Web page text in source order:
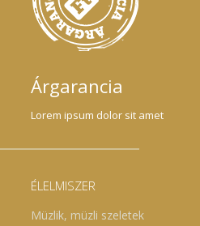
Árgarancia
Lorem ipsum dolor sit amet
ÉLELMISZER
Müzlik, müzli szeletek